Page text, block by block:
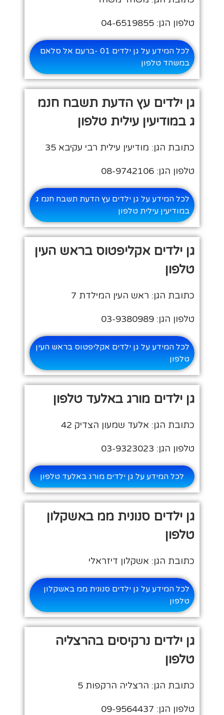
טלפון הגן: 04-6519855
לכל המידע על גן ילדים 01 -ברעם אל סלאם
במשהד טלפון
גן ילדים עץ הדעת תשבח חנמ
ג במודיעין עילית טלפון
כתובת הגן: מודיעין עילית רבי עקיבא 35
טלפון הגן: 08-9742106
לכל המידע על גן ילדים עץ הדעת תשבח חנמ ג
במודיעין עילית טלפון
גן ילדים אקליפטוס בראש העין
טלפון
כתובת הגן: ראש העין המילדת 7
טלפון הגן: 03-9380989
לכל המידע על גן ילדים אקליפטוס בראש העין
טלפון
גן ילדים מורג באלעד טלפון
כתובת הגן: אלעד שמעון הצדיק 42
טלפון הגן: 03-9323023
לכל המידע על גן ילדים מורג באלעד טלפון
גן ילדים סנונית ממ באשקלון
טלפון
כתובת הגן: אשקלון דיזראלי
לכל המידע על גן ילדים סנונית ממ באשקלון
טלפון
גן ילדים נרקיסים בהרצליה
טלפון
כתובת הגן: הרצליה הרקפות 5
טלפון הגן: 09-9564437